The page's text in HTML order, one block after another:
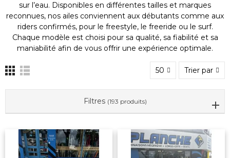
sur l’eau. Disponibles en différentes tailles et marques
reconnues, nos ailes conviennent aux débutants comme aux
riders confirmés, pour le freestyle, le freeride ou le surf.
Chaque modèle est choisi pour sa qualité, sa fiabilité et sa
maniabilité afin de vous offrir une expérience optimale.
50 Trier par
Filtres (193 produits)
Bonjour ! Je suis votre expert nautique.
Comment puis-je vous aider aujourd'hui ?